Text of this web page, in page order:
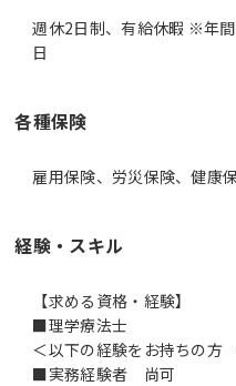
週休2日制、有給休暇 ※年
日
各種保険
雇用保険、労災保険、健康
経験・スキル
【求める資格・経験】
■理学療法士
＜以下の経験をお持ちの方
■実務経験者 尚可